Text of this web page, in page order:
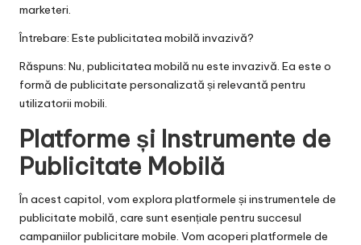
marketeri.
Întrebare: Este publicitatea mobilă invazivă?
Răspuns: Nu, publicitatea mobilă nu este invazivă. Ea este o
formă de publicitate personalizată și relevantă pentru
utilizatorii mobili.
Platforme și Instrumente de
Publicitate Mobilă
În acest capitol, vom explora platformele și instrumentele de
publicitate mobilă, care sunt esențiale pentru succesul
campaniilor publicitare mobile. Vom acoperi platformele de